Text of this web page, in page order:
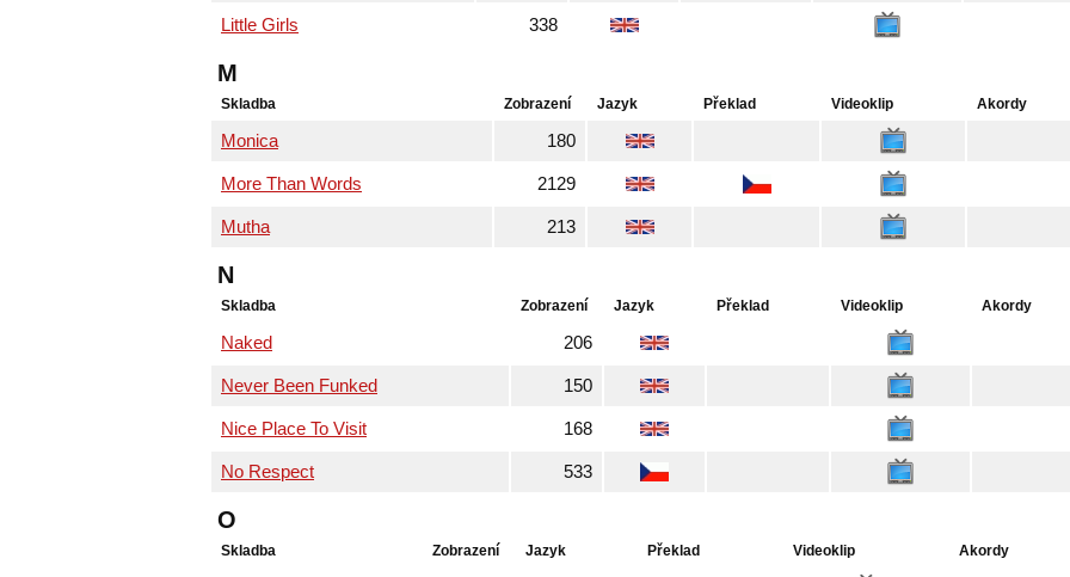
Little Girls 338
M
Skladba Zobrazení Jazyk Překlad Videoklip Akordy
Monica 180
More Than Words 2129
Mutha 213
N
Skladba Zobrazení Jazyk Překlad Videoklip Akordy
Naked 206
Never Been Funked 150
Nice Place To Visit 168
No Respect 533
O
Skladba Zobrazení Jazyk Překlad Videoklip Akordy